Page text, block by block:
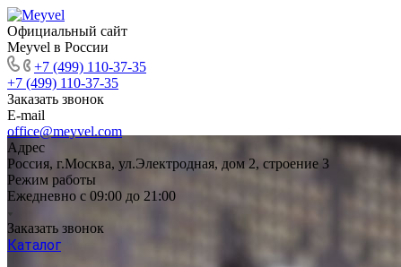
Официальный сайт
Meyvel в России
+7 (499) 110-37-35
+7 (499) 110-37-35
Заказать звонок
E-mail
office@meyvel.com
Адрес
Россия, г.Москва, ул.Электродная, дом 2, строение 3
Режим работы
Ежедневно с 09:00 до 21:00
Заказать звонок
Каталог